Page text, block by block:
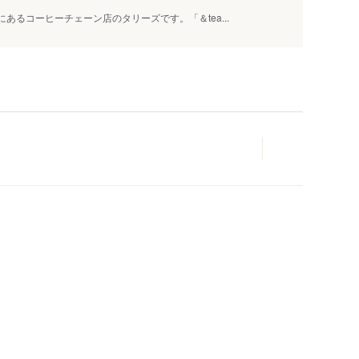
るコーヒーチェーン店のタリーズです。「＆tea...